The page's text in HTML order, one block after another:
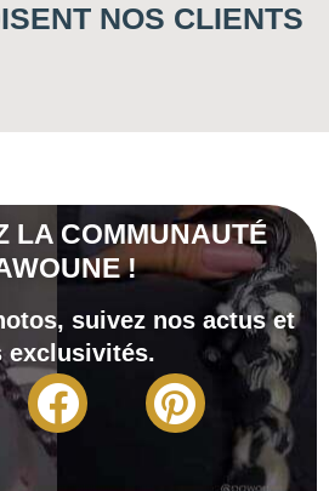
NOS CLIENTS
LA COMMUNAUTÉ
!
suivez nos actus et
exclusivités.